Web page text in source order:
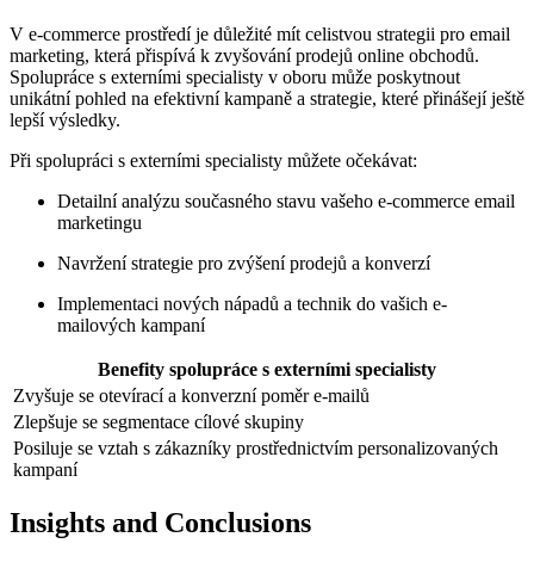
V e-commerce prostředí je důležité mít celistvou strategii pro email
marketing, která přispívá k zvyšování prodejů online obchodů.
Spolupráce s externími specialisty v oboru může poskytnout
unikátní pohled na efektivní kampaně a strategie, které přinášejí ještě
lepší výsledky.
Při spolupráci s externími specialisty můžete očekávat:
Detailní analýzu současného stavu vašeho e-commerce email
marketingu
Navržení strategie pro zvýšení prodejů a konverzí
Implementaci nových nápadů a technik do vašich e-
mailových kampaní
Benefity spolupráce s externími specialisty
Zvyšuje se otevírací a konverzní poměr e-mailů
Zlepšuje se segmentace cílové skupiny
Posiluje se vztah s zákazníky prostřednictvím personalizovaných
kampaní
Insights and Conclusions